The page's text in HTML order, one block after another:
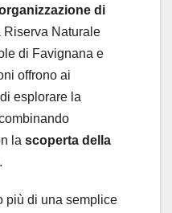
di
Riserva Naturale
di Favignana e
offrono ai
esplorare la
la scoperta della
.
più di una semplice